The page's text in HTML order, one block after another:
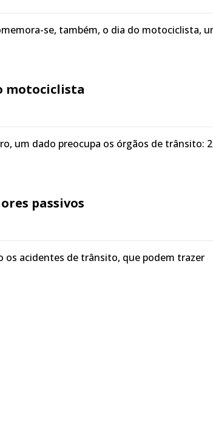
se, também, o dia do motociclista,
motociclista
um dado preocupa os órgãos de trânsito:
passivos
os acidentes de trânsito, que podem trazer